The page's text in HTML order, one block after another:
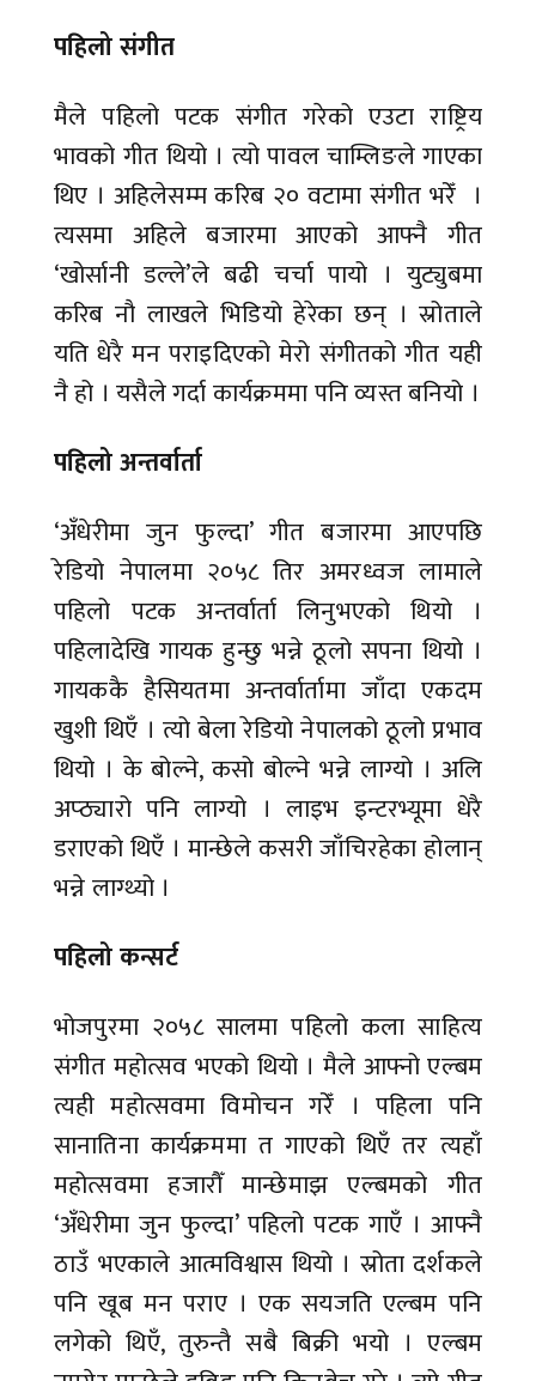
पहिलो संगीत
मैले पहिलो पटक संगीत गरेको एउटा राष्ट्रिय
भावको गीत थियो । त्यो पावल चाम्लिङले गाएका
थिए । अहिलेसम्म करिब २० वटामा संगीत भरेँ ।
त्यसमा अहिले बजारमा आएको आफ्नै गीत
‘खोर्सानी डल्ले’ले बढी चर्चा पायो । युट्युबमा
करिब नौ लाखले भिडियो हेरेका छन् । स्रोताले
यति धेरै मन पराइदिएको मेरो संगीतको गीत यही
नै हो । यसैले गर्दा कार्यक्रममा पनि व्यस्त बनियो ।
पहिलो अन्तर्वार्ता
‘अँधेरीमा जुन फुल्दा’ गीत बजारमा आएपछि
रेडियो नेपालमा २०५८ तिर अमरध्वज लामाले
पहिलो पटक अन्तर्वार्ता लिनुभएको थियो ।
पहिलादेखि गायक हुन्छु भन्ने ठूलो सपना थियो ।
गायककै हैसियतमा अन्तर्वार्तामा जाँदा एकदम
खुशी थिएँ । त्यो बेला रेडियो नेपालको ठूलो प्रभाव
थियो । के बोल्ने, कसो बोल्ने भन्ने लाग्यो । अलि
अप्ठ्यारो पनि लाग्यो । लाइभ इन्टरभ्यूमा धेरै
डराएको थिएँ । मान्छेले कसरी जाँचिरहेका होलान्
भन्ने लाग्थ्यो ।
पहिलो कन्सर्ट
भोजपुरमा २०५८ सालमा पहिलो कला साहित्य
संगीत महोत्सव भएको थियो । मैले आफ्नो एल्बम
त्यही महोत्सवमा विमोचन गरेँ । पहिला पनि
सानातिना कार्यक्रममा त गाएको थिएँ तर त्यहाँ
महोत्सवमा हजारौँ मान्छेमाझ एल्बमको गीत
‘अँधेरीमा जुन फुल्दा’ पहिलो पटक गाएँ । आफ्नै
ठाउँ भएकाले आत्मविश्वास थियो । स्रोता दर्शकले
पनि खूब मन पराए । एक सयजति एल्बम पनि
लगेको थिएँ, तुरुन्तै सबै बिक्री भयो । एल्बम